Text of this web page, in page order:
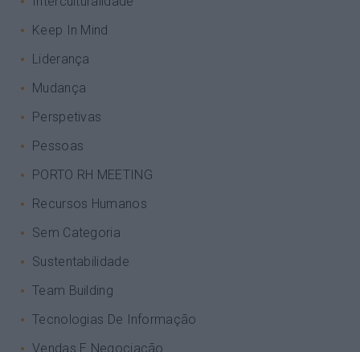
Keep In Mind
Liderança
Mudança
Perspetivas
Pessoas
PORTO RH MEETING
Recursos Humanos
Sem Categoria
Sustentabilidade
Team Building
Tecnologias De Informação
Vendas E Negociação